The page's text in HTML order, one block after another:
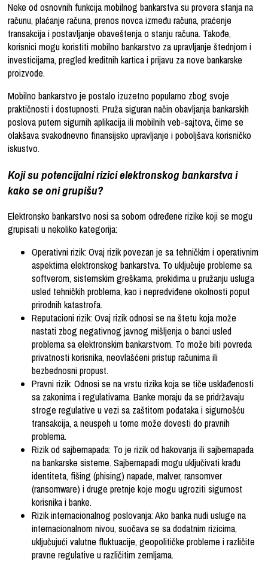
Neke od osnovnih funkcija mobilnog bankarstva su provera stanja na
računu, plaćanje računa, prenos novca između računa, praćenje
transakcija i postavljanje obaveštenja o stanju računa. Takođe,
korisnici mogu koristiti mobilno bankarstvo za upravljanje štednjom i
investicijama, pregled kreditnih kartica i prijavu za nove bankarske
proizvode.
Mobilno bankarstvo je postalo izuzetno popularno zbog svoje
praktičnosti i dostupnosti. Pruža siguran način obavljanja bankarskih
poslova putem sigurnih aplikacija ili mobilnih veb-sajtova, čime se
olakšava svakodnevno finansijsko upravljanje i poboljšava korisničko
iskustvo.
Koji su potencijalni rizici elektronskog bankarstva i
kako se oni grupišu?
Elektronsko bankarstvo nosi sa sobom određene rizike koji se mogu
grupisati u nekoliko kategorija:
Operativni rizik: Ovaj rizik povezan je sa tehničkim i operativnim
aspektima elektronskog bankarstva. To uključuje probleme sa
softverom, sistemskim greškama, prekidima u pružanju usluga
usled tehničkih problema, kao i nepredviđene okolnosti poput
prirodnih katastrofa.
Reputacioni rizik: Ovaj rizik odnosi se na štetu koja može
nastati zbog negativnog javnog mišljenja o banci usled
problema sa elektronskim bankarstvom. To može biti povreda
privatnosti korisnika, neovlašćeni pristup računima ili
bezbednosni propust.
Pravni rizik: Odnosi se na vrstu rizika koja se tiče usklađenosti
sa zakonima i regulativama. Banke moraju da se pridržavaju
stroge regulative u vezi sa zaštitom podataka i sigurnošću
transakcija, a neuspeh u tome može dovesti do pravnih
problema.
Rizik od sajbernapada: To je rizik od hakovanja ili sajbernapada
na bankarske sisteme. Sajbernapadi mogu uključivati krađu
identiteta, fišing (phising) napade, malver, ransomver
(ransomware) i druge pretnje koje mogu ugroziti sigurnost
korisnika i banke.
Rizik internacionalnog poslovanja: Ako banka nudi usluge na
internacionalnom nivou, suočava se sa dodatnim rizicima,
uključujući valutne fluktuacije, geopolitičke probleme i različite
pravne regulative u različitim zemljama.